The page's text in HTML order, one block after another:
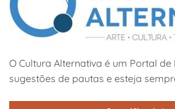
O Cultura Alternativa é um Portal de
sugestões de pautas e esteja